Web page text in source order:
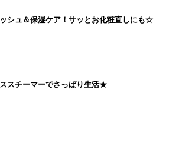
シュ＆保湿ケア！サッとお化粧直しにも☆
スチーマーでさっぱり生活★